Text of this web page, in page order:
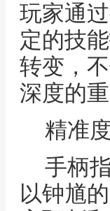
玩家通
定的技
转变，
深度的重
精准
手柄
以钟馗